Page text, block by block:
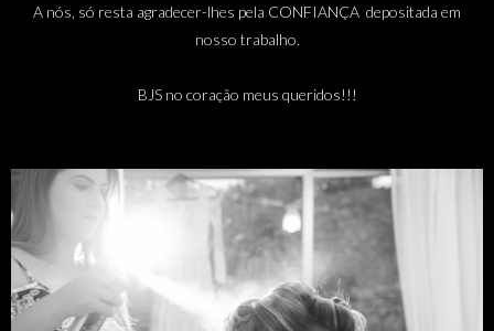
A nós, só resta agradecer-lhes pela CONFIANÇA depositada em
nosso trabalho.
BJS no coração meus queridos!!!